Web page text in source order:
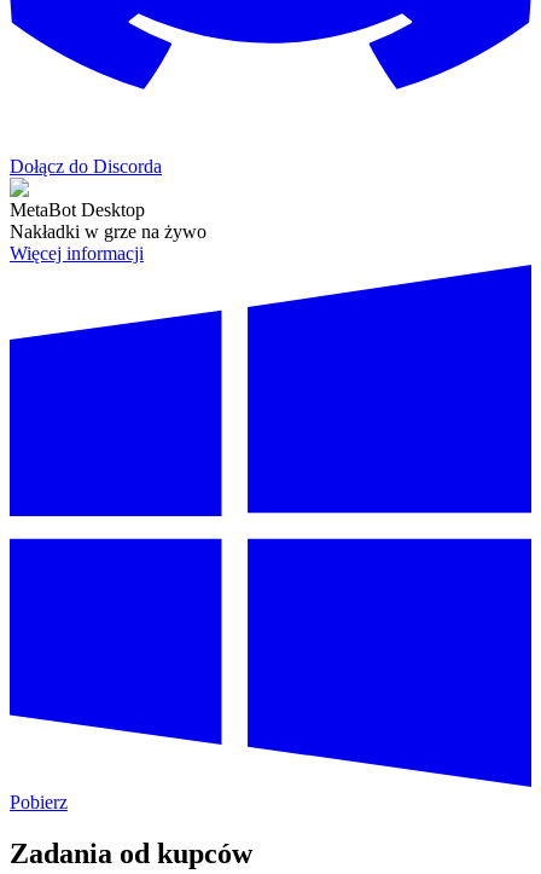
Dołącz do Discorda
MetaBot Desktop
Nakładki w grze na żywo
Więcej informacji
Pobierz
Zadania od kupców